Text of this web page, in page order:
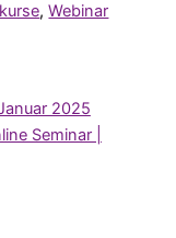
,Webinar
2025
Seminar |